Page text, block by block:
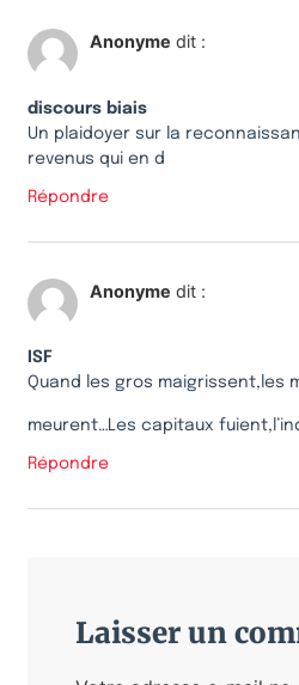
Anonyme dit :
discours biais
Un plaidoyer sur la
revenus qui en d
Répondre
Anonyme dit :
ISF
Quand les gros maigrissent,les
meurent…Les capitaux
Répondre
Laisser un